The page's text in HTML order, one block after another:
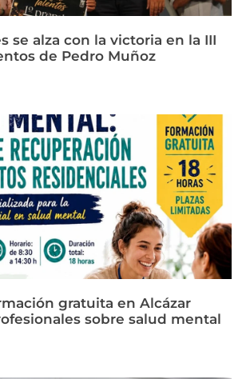
se alza con la victoria en la III
de Pedro Muñoz
gratuita en Alcázar
sobre salud mental